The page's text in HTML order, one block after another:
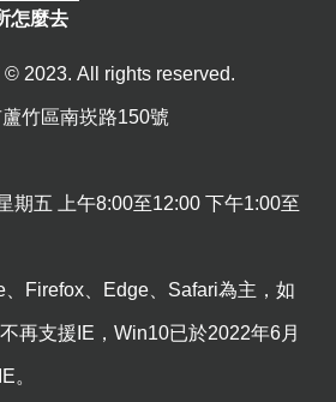
怎麼去
2023. All rights reserved.
竹區南崁路150號
期五 上午8:00至12:00 下午1:00至
Firefox、Edge、Safari為主，如
再支援IE，Win10已於2022年6月
。